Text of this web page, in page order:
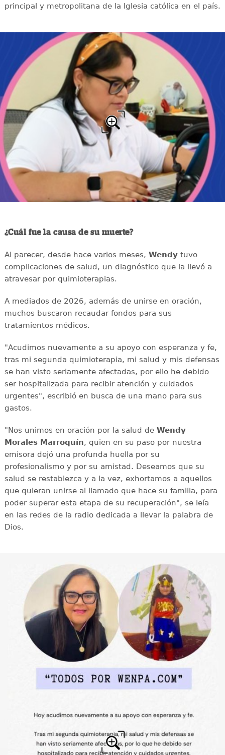
principal y metropolitana de la Iglesia católica en el país.
¿Cuál fue la causa de su muerte?
Al parecer, desde hace varios meses, Wendytuvo
complicaciones de salud, un diagnóstico que la llevó a
atravesar por quimioterapias.
A mediados de 2026, además de unirse en oración,
muchos buscaron recaudar fondos para sus
tratamientos médicos.
"Acudimos nuevamente a su apoyo con esperanza y fe,
tras mi segunda quimioterapia, mi salud y mis defensas
se han visto seriamente afectadas, por ello he debido
ser hospitalizada para recibir atención y cuidados
urgentes", escribió en busca de una mano para sus
gastos.
"Nos unimos en oración por la salud de Wendy
Morales Marroquín, quien en su paso por nuestra
emisora dejó una profunda huella por su
profesionalismo y por su amistad. Deseamos que su
salud se restablezca y a la vez, exhortamos a aquellos
que quieran unirse al llamado que hace su familia, para
poder superar esta etapa de su recuperación", se leía
en las redes de la radio dedicada a llevar la palabra de
Dios.